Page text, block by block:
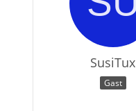
SusiTux
Gast